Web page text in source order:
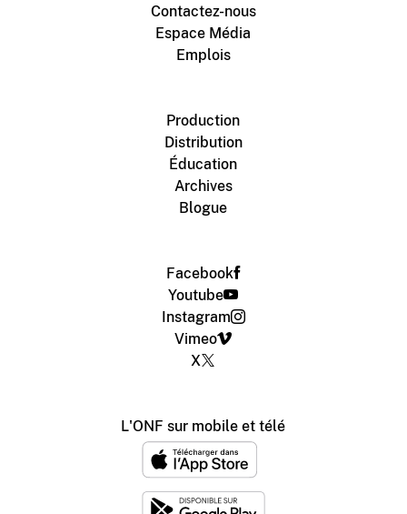
Contactez-nous
Espace Média
Emplois
Production
Distribution
Éducation
Archives
Blogue
Facebook
Youtube
Instagram
Vimeo
X
L'ONF sur mobile et télé